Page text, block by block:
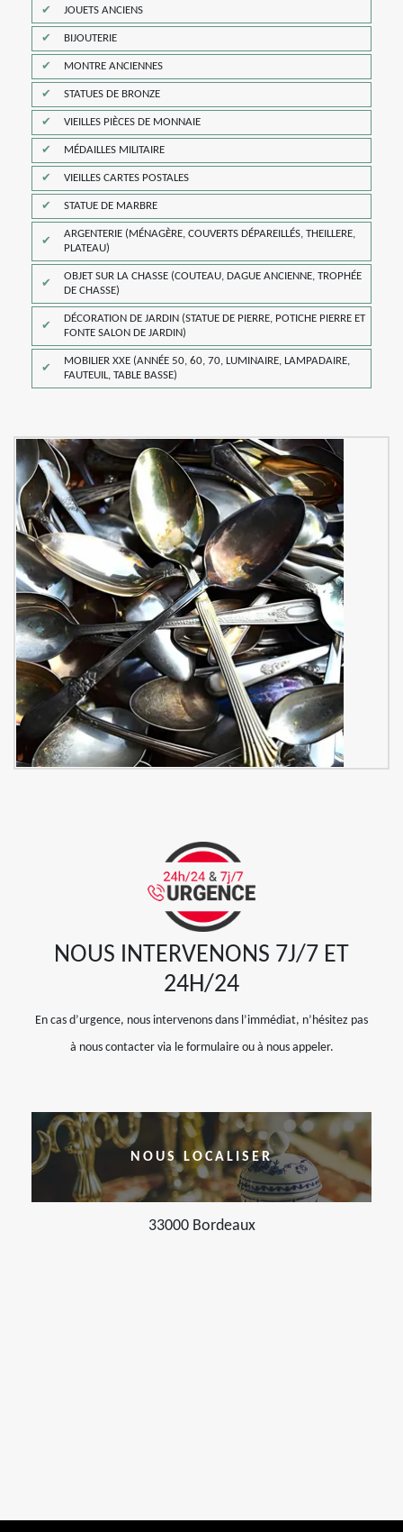
JOUETS ANCIENS
BIJOUTERIE
MONTRE ANCIENNES
STATUES DE BRONZE
VIEILLES PIÈCES DE MONNAIE
MÉDAILLES MILITAIRE
VIEILLES CARTES POSTALES
STATUE DE MARBRE
ARGENTERIE (MÉNAGÈRE, COUVERTS DÉPAREILLÉS, THEILLERE,
PLATEAU)
OBJET SUR LA CHASSE (COUTEAU, DAGUE ANCIENNE, TROPHÉE
DE CHASSE)
DÉCORATION DE JARDIN (STATUE DE PIERRE, POTICHE PIERRE ET
FONTE SALON DE JARDIN)
MOBILIER XXE (ANNÉE 50, 60, 70, LUMINAIRE, LAMPADAIRE,
FAUTEUIL, TABLE BASSE)
NOUS INTERVENONS 7J/7 ET
24H/24
En cas d’urgence, nous intervenons dans l’immédiat, n’hésitez pas
à nous contacter via le formulaire ou à nous appeler.
NOUS LOCALISER
33000 Bordeaux